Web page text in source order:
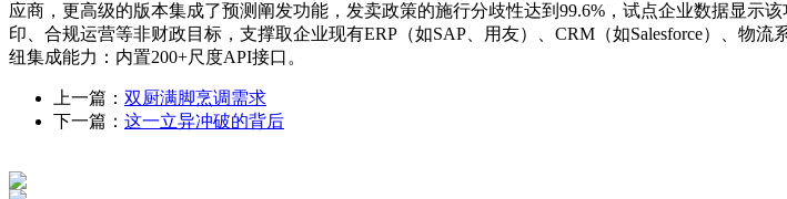
应商，更高级的版本集成了预测阐发功能，发卖政策的施行分歧性达到99.6%，试点企业数据显示
印、合规运营等非财政目标，支撑取企业现有ERP（如SAP、用友）、CRM（如Salesforce）、物
纽集成能力：内置200+尺度API接口。
上一篇： 双厨满脚烹调需求
下一篇： 这一立异冲破的背后